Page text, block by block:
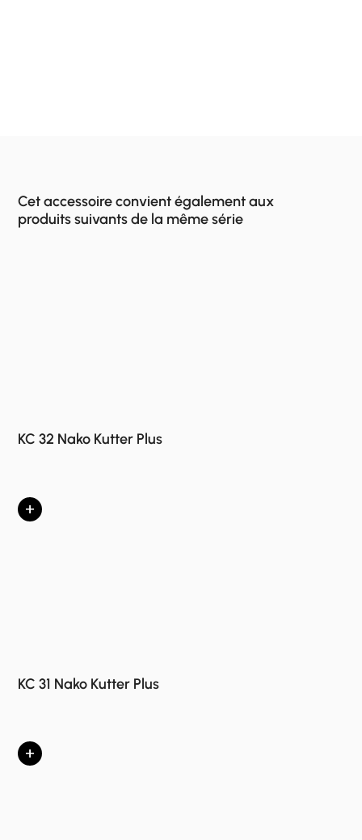
Cet accessoire convient également aux
produits suivants de la même série
KC 32 Nako Kutter Plus
+
KC 31 Nako Kutter Plus
+